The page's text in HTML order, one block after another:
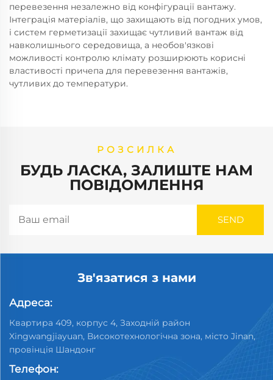
перевезення незалежно від конфігурації вантажу.
Інтеграція матеріалів, що захищають від погодних умов,
і систем герметизації захищає чутливий вантаж від
навколишнього середовища, а необов'язкові
можливості контролю клімату розширюють корисні
властивості причепа для перевезення вантажів,
чутливих до температури.
РОЗСИЛКА
БУДЬ ЛАСКА, ЗАЛИШТЕ НАМ
ПОВІДОМЛЕННЯ
Зв'язатися з нами
Адреса:
Квартира 409, корпус 4, Заходній район
Xingwangjiayuan, Високотехнологічна зона, місто Jinan,
провінція Шандонг
Телефон: